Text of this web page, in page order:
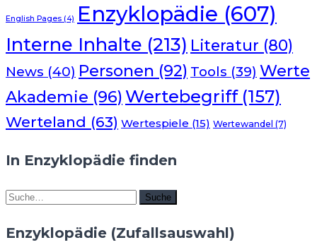
English Pages (4) Enzyklopädie (607)
Interne Inhalte (213) Literatur (80)
News (40) Personen (92) Tools (39) Werte
Akademie (96) Wertebegriff(157)
Werteland (63) Wertespiele (15) Wertewandel (7)
In Enzyklopädie finden
Suche Suche
Enzyklopädie (Zufallsauswahl)